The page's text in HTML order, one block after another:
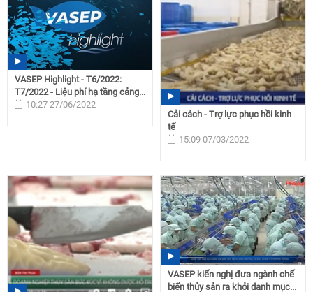
VASEP Highlight - T6/2022:
T7/2022 - Liệu phí hạ tầng cảng...
10:27 27/06/2022
Cải cách - Trợ lực phục hồi kinh
tế
15:09 07/03/2022
VASEP kiến nghị đưa ngành chế
biến thủy sản ra khỏi danh mục...